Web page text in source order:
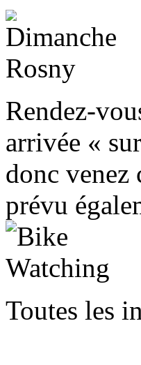
Rendez-
arrivée «
donc venez
prévu
Toutes les